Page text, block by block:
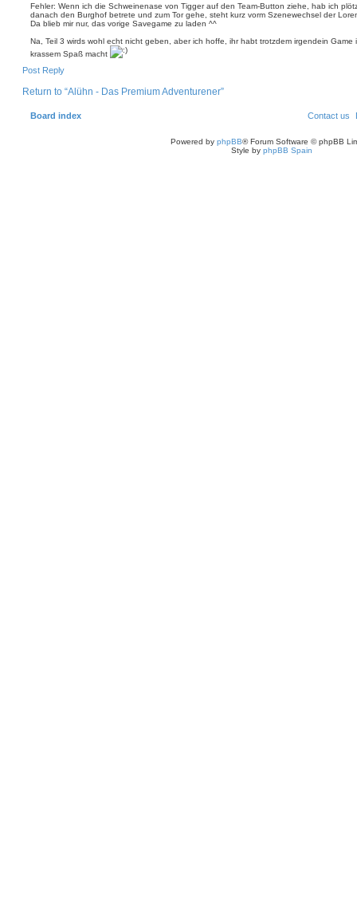
Fehler: Wenn ich die Schweinenase von Tigger auf den Team-Button ziehe, hab ich
danach den Burghof betrete und zum Tor gehe, steht kurz vorm Szenewechsel der
Da blieb mir nur, das vorige Savegame zu laden ^^
Na, Teil 3 wirds wohl echt nicht geben, aber ich hoffe, ihr habt trotzdem irgendein
krassem Spaß macht
o
Post Reply
Return to “Alühn - Das Premium Adventurener”
Board index Contact us
Powered by phpBB® Forum Software © phpBB
Style by phpBB Spain